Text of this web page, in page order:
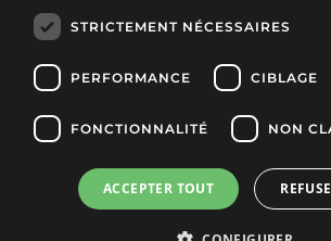
Conditions d'achat
Retours et échanges
Méthodes de payement
Copyright © 2025, Tècnic Esport, Tous les
STRICTEMENT NÉCESSAIRES
PERFORMANCE CIBLAGE
FONCTIONNALITÉ NON
ACCEPTER TOUT